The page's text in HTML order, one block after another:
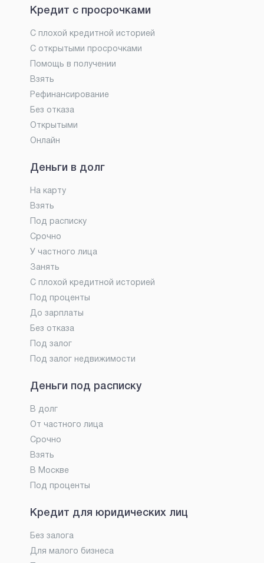
Кредит с просрочками
С плохой кредитной историей
С открытыми просрочками
Помощь в получении
Взять
Рефинансирование
Без отказа
Открытыми
Онлайн
Деньги в долг
На карту
Взять
Под расписку
Срочно
У частного лица
Занять
С плохой кредитной историей
Под проценты
До зарплаты
Без отказа
Под залог
Под залог недвижимости
Деньги под расписку
В долг
От частного лица
Срочно
Взять
В Москве
Под проценты
Кредит для юридических лиц
Без залога
Для малого бизнеса